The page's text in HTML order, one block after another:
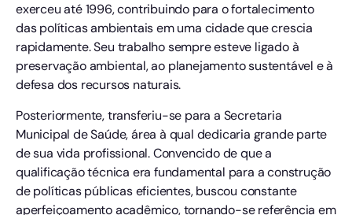
exerceu até 1996, contribuindo para o fortalecimento
das políticas ambientais em uma cidade que crescia
rapidamente. Seu trabalho sempre esteve ligado à
preservação ambiental, ao planejamento sustentável e à
defesa dos recursos naturais.
Posteriormente, transferiu-se para a Secretaria
Municipal de Saúde, área à qual dedicaria grande parte
de sua vida profissional. Convencido de que a
qualificação técnica era fundamental para a construção
de políticas públicas eficientes, buscou constante
aperfeiçoamento acadêmico, tornando-se referência em